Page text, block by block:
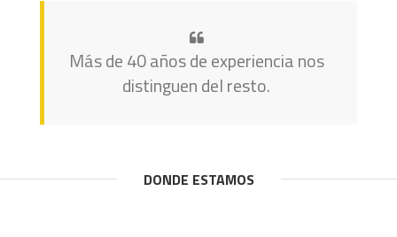
Más de 40 años de experiencia nos
distinguen del resto.
DONDE ESTAMOS